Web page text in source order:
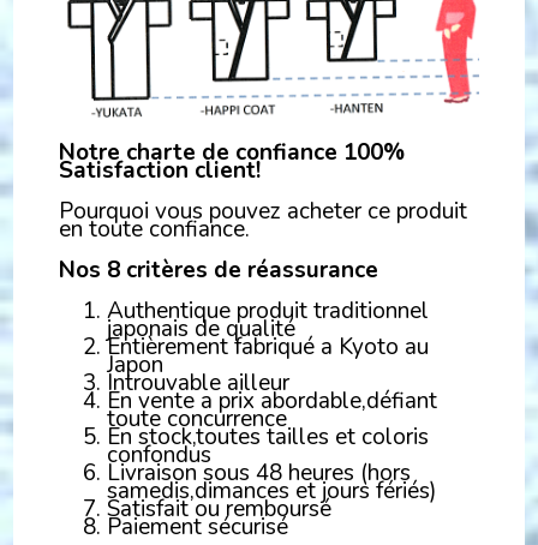
Notre charte de confiance 100%
Satisfaction client!
Pourquoi vous pouvez acheter ce produit
en toute confiance.
Nos 8 critères de réassurance
Authentique produit traditionnel
japonais de qualité
Entièrement fabriqué a Kyoto au
Japon
Introuvable ailleur
En vente a prix abordable,défiant
toute concurrence
En stock,toutes tailles et coloris
confondus
Livraison sous 48 heures (hors
samedis,dimances et jours fériés)
Satisfait ou remboursé
Paiement sécurisé